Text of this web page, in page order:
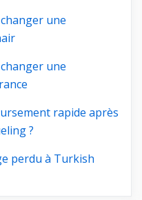
une
une
rapide après
?
perdu à Turkish